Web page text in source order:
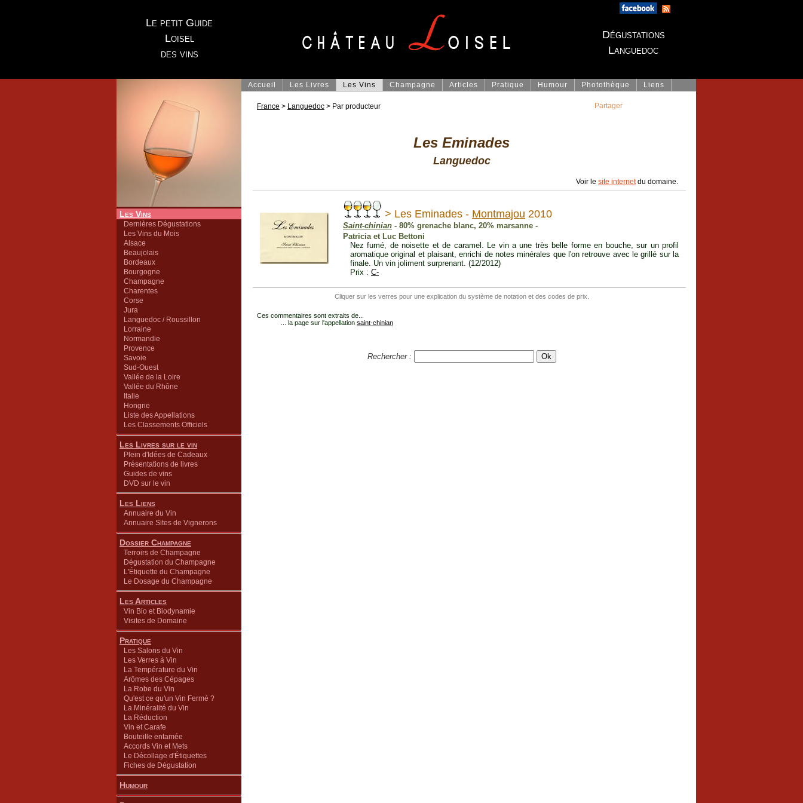
Le petit Guide
Loisel
des vins
Dégustations
Languedoc
Les Vins
Dernières Dégustations
Les Vins du Mois
Alsace
Beaujolais
Bordeaux
Bourgogne
Champagne
Charentes
Corse
Jura
Languedoc / Roussillon
Lorraine
Normandie
Provence
Savoie
Sud-Ouest
Vallée de la Loire
Vallée du Rhône
Italie
Hongrie
Liste des Appellations
Les Classements Officiels
Les Livres sur le vin
Plein d'Idées de Cadeaux
Présentations de livres
Guides de vins
DVD sur le vin
Les Liens
Annuaire du Vin
Annuaire Sites de Vignerons
Dossier Champagne
Terroirs de Champagne
Dégustation du Champagne
L'Étiquette du Champagne
Le Dosage du Champagne
Les Articles
Vin Bio et Biodynamie
Visites de Domaine
Pratique
Les Salons du Vin
Les Verres à Vin
La Température du Vin
Arômes des Cépages
La Robe du Vin
Qu'est ce qu'un Vin Fermé ?
La Minéralité du Vin
La Réduction
Vin et Carafe
Bouteille entamée
Accords Vin et Mets
Le Décollage d'Étiquettes
Fiches de Dégustation
Humour
Accueil Les Livres Les Vins Champagne Articles Pratique Humour Photothèque Liens
France > Languedoc > Par producteur
Les Eminades
Languedoc
Voir le site internetdu domaine.
> Les Eminades - Montmajou 2010
Saint-chinian - 80% grenache blanc, 20% marsanne -
Patricia et Luc Bettoni
Nez fumé, de noisette et de caramel. Le vin a une très belle forme en bouche, sur un profil
aromatique original et plaisant, enrichi de notes minérales que l'on retrouve avec le grillé sur la
finale. Un vin joliment surprenant. (12/2012)
Prix : C-
Cliquer sur les verres pour une explication du système de notation et des codes de prix.
Ces commentaires sont extraits de...
... la page sur l'appellation saint-chinian
Rechercher :
Partager